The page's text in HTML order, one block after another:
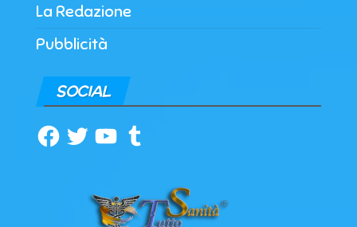
La Redazione
Pubblicità
SOCIAL
Facebook
TwitterYouTubeTumblr